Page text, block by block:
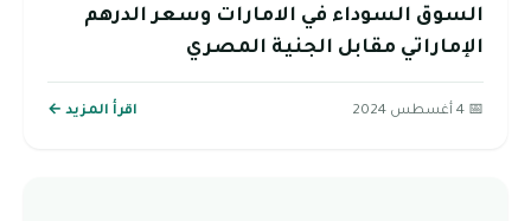
السوق السوداء في الامارات وسعر الدرهم
الإماراتي مقابل الجنية المصري
📅 4 أغسطس 2024 اقرأ المزيد ←